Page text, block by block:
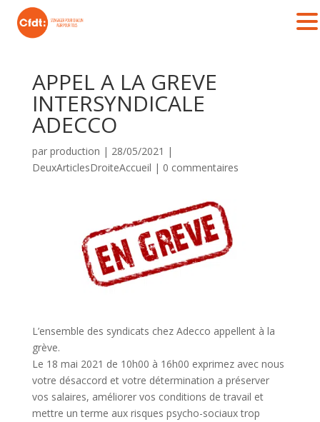
APPEL A LA GREVE
INTERSYNDICALE
ADECCO
par production | 28/05/2021 |
DeuxArticlesDroiteAccueil | 0 commentaires
L’ensemble des syndicats chez Adecco appellent à la
grève.
Le 18 mai 2021 de 10h00 à 16h00 exprimez avec nous
votre désaccord et votre détermination a préserver
vos salaires, améliorer vos conditions de travail et
mettre un terme aux risques psycho-sociaux trop